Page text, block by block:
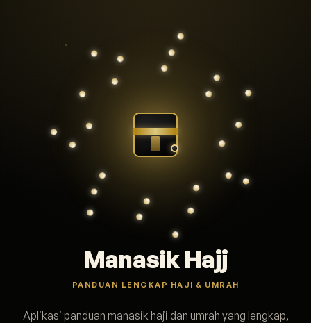
Manasik Hajj
PANDUAN LENGKAP HAJI & UMRAH
Aplikasi panduan manasik haji dan umrah yang lengkap,